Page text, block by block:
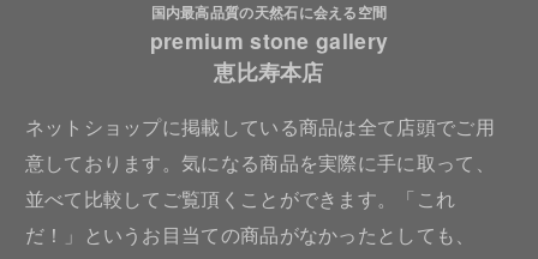
国内最高品質の天然石に会える空間
premium stone gallery
恵比寿本店
ネットショップに掲載している商品は全て店頭でご用
意しております。気になる商品を実際に手に取って、
並べて比較してご覧頂くことができます。「これ
だ！」というお目当ての商品がなかったとしても、